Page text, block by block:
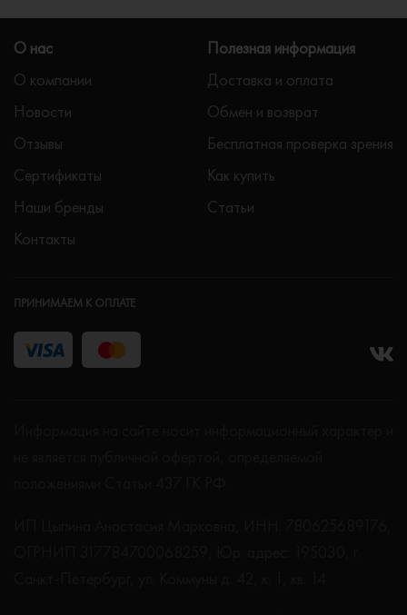
О нас
О компании
Новости
Отзывы
Сертификаты
Наши бренды
Контакты
Полезная информация
Доставка и оплата
Обмен и возврат
Бесплатная проверка зрения
Как купить
Статьи
ПРИНИМАЕМ К ОПЛАТЕ